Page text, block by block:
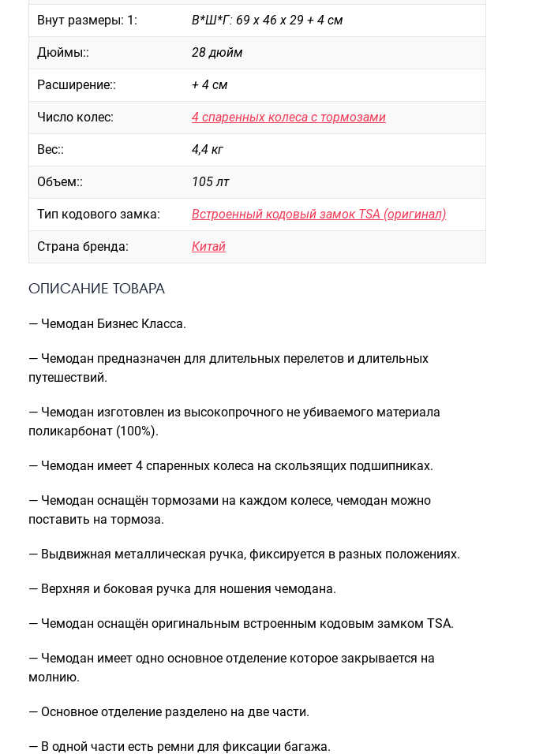
Рюкзаки
Рюкзаки школьные
Рюкзаки подростковые
Рюкзаки для охоты-рыбалки
Планшеты
Аксессуары
Мешки для обуви
Пеналы для школы
Новинки
Багаж
Чемоданы на колесах
Внут размеры: 1: В*Ш*Г: 69 х 46 х 29 + 4 см
Дюймы:: 28 дюйм
Расширение:: + 4 см
Число колес: 4 спаренных колеса с тормозами
Вес:: 4,4 кг
Объем:: 105 лт
Тип кодового замка: Встроенный кодовый замок TSA (оригинал)
Страна бренда: Китай
ОПИСАНИЕ ТОВАРА
— Чемодан Бизнес Класса.
— Чемодан предназначен для длительных перелетов и длительных
путешествий.
— Чемодан изготовлен из высокопрочного не убиваемого материала
поликарбонат (100%).
— Чемодан имеет 4 спаренных колеса на скользящих подшипниках.
— Чемодан оснащён тормозами на каждом колесе, чемодан можно
поставить на тормоза.
— Выдвижная металлическая ручка, фиксируется в разных положениях.
— Верхняя и боковая ручка для ношения чемодана.
— Чемодан оснащён оригинальным встроенным кодовым замком TSA.
— Чемодан имеет одно основное отделение которое закрывается на
молнию.
— Основное отделение разделено на две части.
— В одной части есть ремни для фиксации багажа.